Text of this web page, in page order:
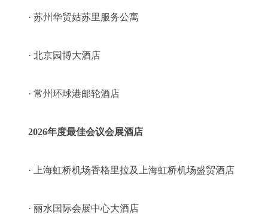
· 苏州华贸姑苏里服务公寓
· 北京园博大酒店
· 常州环球港邮轮酒店
2026年度最佳会议会展酒店
· 上海虹桥机场香格里拉及上海虹桥机场盛贸酒店
· 丽水国际会展中心大酒店